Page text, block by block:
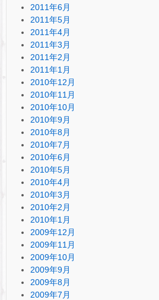
2011年6月
2011年5月
2011年4月
2011年3月
2011年2月
2011年1月
2010年12月
2010年11月
2010年10月
2010年9月
2010年8月
2010年7月
2010年6月
2010年5月
2010年4月
2010年3月
2010年2月
2010年1月
2009年12月
2009年11月
2009年10月
2009年9月
2009年8月
2009年7月